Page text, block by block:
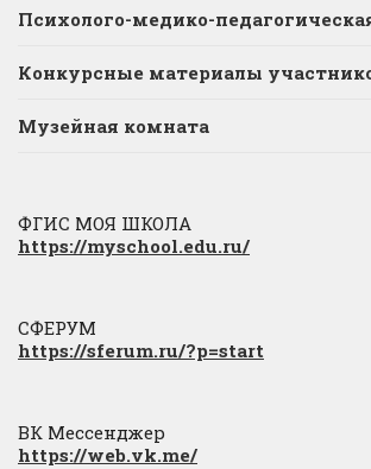
Психолого-медико-
Конкурсные материалы
Музейная комната
ФГИС МОЯ ШКОЛА
https://myschool.edu.ru/
СФЕРУМ
https://sferum.ru/?p=start
ВК Мессенджер
https://web.vk.me/